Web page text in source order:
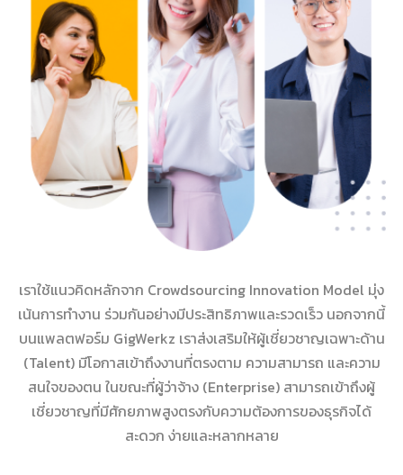
เราใช้แนวคิดหลักจาก Crowdsourcing Innovation Model มุ่ง
เน้นการทำงาน ร่วมกันอย่างมีประสิทธิภาพและรวดเร็ว นอกจากนี้
บนแพลตฟอร์ม GigWerkz เราส่งเสริมให้ผู้เชี่ยวชาญเฉพาะด้าน
(Talent) มีโอกาสเข้าถึงงานที่ตรงตาม ความสามารถ และความ
สนใจของตน ในขณะที่ผู้ว่าจ้าง (Enterprise) สามารถเข้าถึงผู้
เชี่ยวชาญที่มีศักยภาพสูงตรงกับความต้องการของธุรกิจได้
สะดวก ง่ายและหลากหลาย